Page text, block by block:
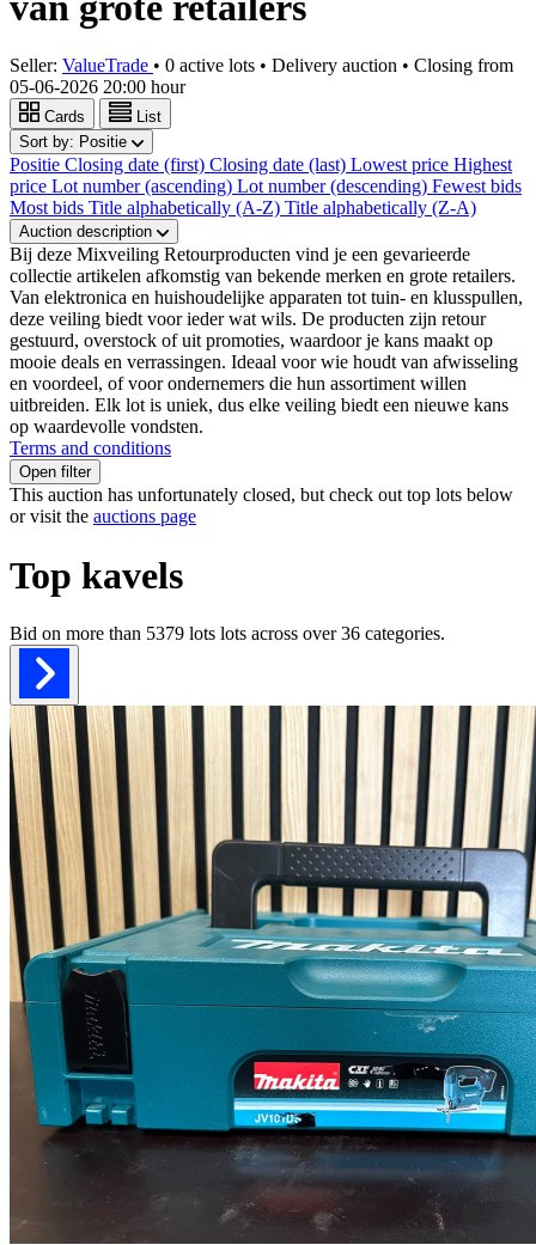
Seller: ValueTrade • 0 active lots • Delivery auction • Closing from
05-06-2026 20:00 hour
Cards
List
Sort by: Positie
Positie Closing date (first) Closing date (last) Lowest price Highest
price Lot number (ascending) Lot number (descending) Fewest bids
Most bids Title alphabetically (A-Z) Title alphabetically (Z-A)
Auction description
Bij deze Mixveiling Retourproducten vind je een gevarieerde
collectie artikelen afkomstig van bekende merken en grote retailers.
Van elektronica en huishoudelijke apparaten tot tuin- en klusspullen,
deze veiling biedt voor ieder wat wils. De producten zijn retour
gestuurd, overstock of uit promoties, waardoor je kans maakt op
mooie deals en verrassingen. Ideaal voor wie houdt van afwisseling
en voordeel, of voor ondernemers die hun assortiment willen
uitbreiden. Elk lot is uniek, dus elke veiling biedt een nieuwe kans
op waardevolle vondsten.
Terms and conditions
Open filter
This auction has unfortunately closed, but check out top lots below
or visit the auctions page
Top kavels
Bid on more than 5379 lots lots across over36 categories.